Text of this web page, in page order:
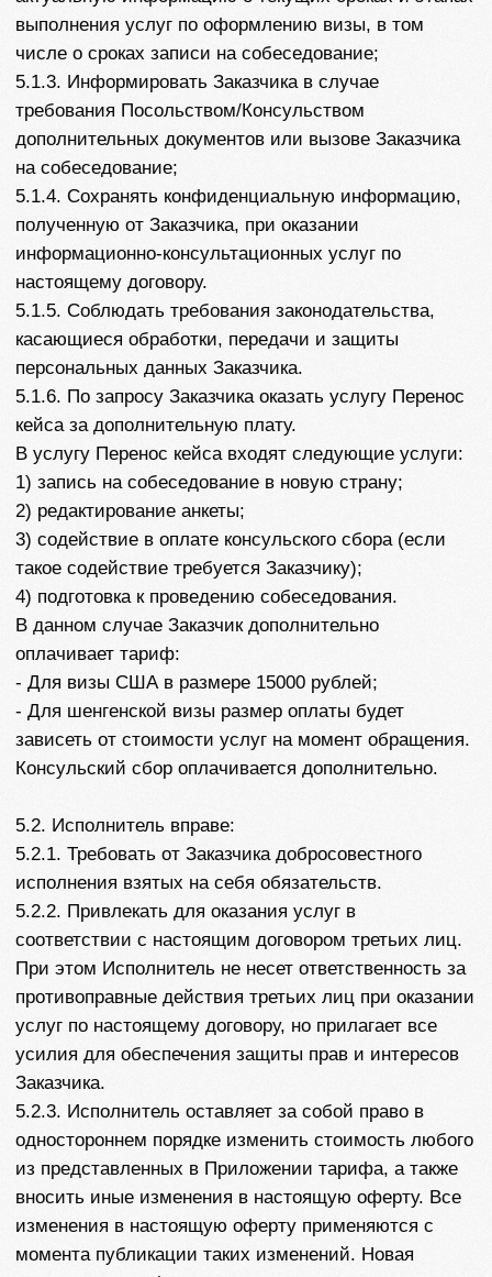
считаются оказанными в полном объеме.
6.4. Моментом оплаты считается поступление
денежных средств на расчетный счет Исполнителя.
7. ПОРЯДОК РАСТОРЖЕНИЯ ДОГОВОРА И
ВОЗВРАТА ДЕНЕЖНЫХ СРЕДСТВ
настоящий Договор в связи со следующими
обстоятельствами:
7.1.1. По соглашению Сторон;
нарушения Заказчиком п.4.3. настоящей оферты –
не предоставления Заказчиком пакета документов в
акцептования оферты на основании п.2.2.настоящей
оферты. В указанном случае договор на оказание
услуг считается расторгнутым, при этом
денежных средств в размере 90% от оплаченной им
суммы, при этом удержание 10% от уплаченной
суммы признается Сторонами не нарушающим их
права и является внесудебным возмещением
Исполнителю.
7.1.3. В связи с ситуацией в мире, важно учитывать,
визовыми центрами постоянно меняются, а границы
между странами не всегда остаются открытыми.
При заказе услуг Исполнителя Заказчик
соглашается, что в случае отмены записи на подачу
документов или закрытия границ, оплата за услуги
Исполнителя - НЕ ВОЗВРАЩАЕТСЯ. Исполнитель не
открытия границ и начала работы посольства,
визового центра для завершения предоставления
услуг. В случае отказа в визе, стоимость договора
возврату не подлежит. Услуги Исполнителя
считаются оказанными в полном объеме.
невозможность оказания услуг Заказчику по
причинам, не зависящим от Исполнителя, а именно:
8.1.1. В случае отказа в выдаче визы, увеличения
сроков рассмотрения запросов, невыдачи или
несвоевременной выдачи визы Посольством/
8.1.2. Если в соответствии с решением Посольств
или других официальных служб происходит
увеличение сроков/задержка оформления выездных
документов;
8.1.3. Если происходит возврат поданных
документов государственным органам в порядке
зависящим от действия или действия исполнителя
в рамках действующего законодательства РФ,
прерогативой государственных органов;
8.1.4. Если Заказчик по своему усмотрению не
воспользовался предоставленными услугами;
таможенных служб России и иностранных
государств, либо в случае иных действий